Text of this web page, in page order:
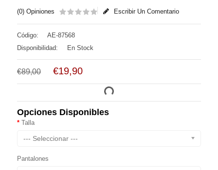
(0) Opiniones Escribir Un Comentario
Código:
AE-87568
Disponibilidad:
En Stock
€89,00 €19,90
Opciones Disponibles
Talla
--- Seleccionar ---
Pantalones